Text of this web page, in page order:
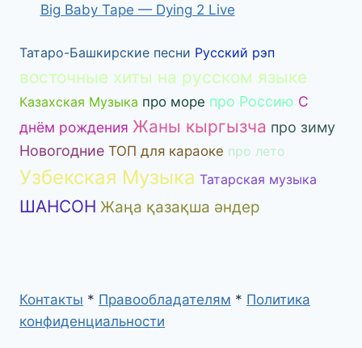
Big Baby Tape — Dying 2 Live
Татаро-Башкирские песни Русский рэп
восточные хиты на русском языке
Казахская Музыка про море про Россию С
днём рождения Жаны кыргызча про зиму
Новогодние ТОП для караоке про лето
Узбекская Музыка Татарская музыка
ШАНСОН Жаңа қазақша әндер
Контакты * Правообладателям * Политика
конфиденциальности